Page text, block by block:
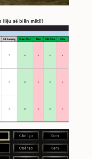
Đơn, Huyết Hải
'Cơ hội nhận được
Kỳ lân Phong
CỬU VĨ, HẮC
được các vật
Thiết Diện Tri
Mới (ấn nhanh F11)